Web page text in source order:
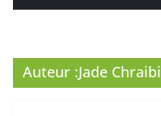
Auteur :Jade Chraibi